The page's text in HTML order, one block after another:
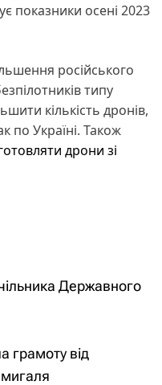
показники осені 2023
російського
типу
кількість дронів,
по Україні. Також
дрони зі
Державного
грамоту від